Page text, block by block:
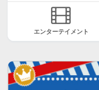
エンターテイメント